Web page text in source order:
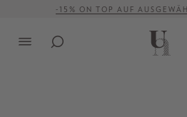
springen-15% ON TOP AUF